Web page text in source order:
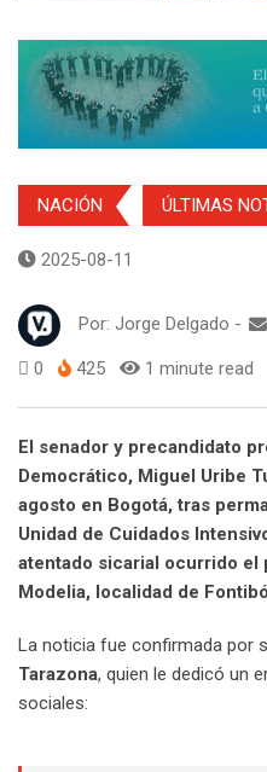
NACIÓN ÚLTIMAS
2025-08-11
Por: Jorge Delgado -
0 425 1 minute read
El senador y precandidato
Democrático, Miguel Uribe
agosto en Bogotá, tras
Unidad de Cuidados
atentado sicarial ocurrido el
Modelia, localidad de
La noticia fue confirmada por
Tarazona, quien le dedicó un
sociales: